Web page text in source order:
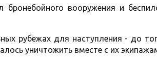
бронебойного вооружения и
рубежах для наступления - до
уничтожить вместе с их